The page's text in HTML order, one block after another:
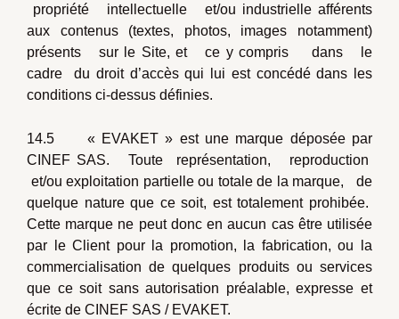
propriété intellectuelle et/ou industrielle afférents
aux contenus (textes, photos, images notamment)
présents sur le Site, et ce y compris dans le
cadre du droit d’accès qui lui est concédé dans les
conditions ci-dessus définies.
14.5 « EVAKET » est une marque déposée par
CINEF SAS. Toute représentation, reproduction
et/ou exploitation partielle ou totale de la marque, de
quelque nature que ce soit, est totalement prohibée.
Cette marque ne peut donc en aucun cas être utilisée
par le Client pour la promotion, la fabrication, ou la
commercialisation de quelques produits ou services
que ce soit sans autorisation préalable, expresse et
écrite de CINEF SAS / EVAKET.